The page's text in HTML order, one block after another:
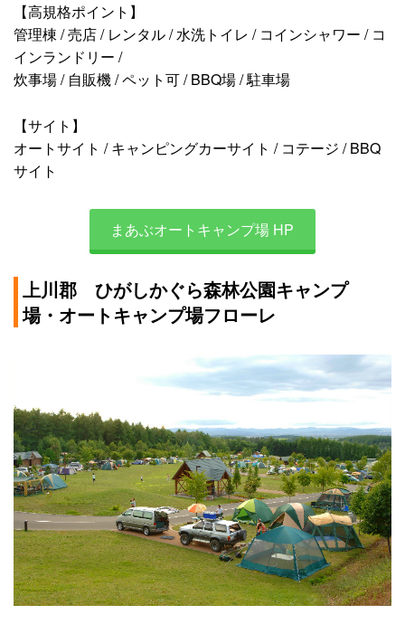
【高規格ポイント】
管理棟 / 売店 / レンタル / 水洗トイレ / コインシャワー / コ
インランドリー /
炊事場 / 自販機 / ペット可 / BBQ場 / 駐車場
【サイト】
オートサイト / キャンピングカーサイト / コテージ / BBQ
サイト
まあぶオートキャンプ場 HP
上川郡 ひがしかぐら森林公園キャンプ
場・オートキャンプ場フローレ